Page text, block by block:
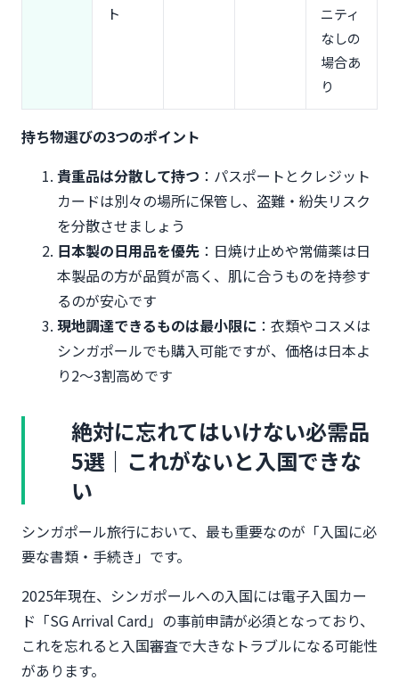
ト
ニティ
なしの
場合あ
り
持ち物選びの3つのポイント
貴重品は分散して持つ ：パスポートとクレジット
カードは別々の場所に保管し、盗難・紛失リスク
を分散させましょう
日本製の日用品を優先 ：日焼け止めや常備薬は日
本製品の方が品質が高く、肌に合うものを持参す
るのが安心です
現地調達できるものは最小限に ：衣類やコスメは
シンガポールでも購入可能ですが、価格は日本よ
り2〜3割高めです
絶対に忘れてはいけない必需品
5選｜これがないと入国できな
い
シンガポール旅行において、最も重要なのが「入国に必
要な書類・手続き」です。
2025年現在、シンガポールへの入国には電子入国カー
ド「SG Arrival Card」の事前申請が必須となっており、
これを忘れると入国審査で大きなトラブルになる可能性
があります。